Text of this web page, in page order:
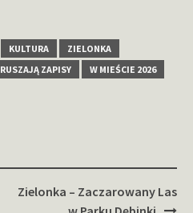
KULTURA
ZIELONKA
RUSZAJĄ ZAPISY
W MIEŚCIE 2026
Zielonka – Zaczarowany Las